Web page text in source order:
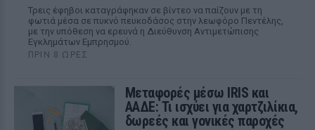
Τρεις έφηβοι καταγράφηκαν σε βίντεο να παίζουν με τη
φωτιά μέσα σε πυκνό πευκοδάσος στην λεωφόρο Πεντέλης,
με την υπόθεση να ερευνά η Διεύθυνση Αντιμετώπισης
Εγκλημάτων Εμπρησμού.
ΠΡΙΝ 8 ΏΡΕΣ
Μεταφορές μέσω IRIS και
ΑΑΔΕ: Τι ισχύει για χαρτζιλίκια,
δωρεές και γονικές παροχές